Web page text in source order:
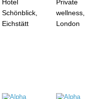
Hotel
Schönblick,
Eichstätt
Private
wellness,
London